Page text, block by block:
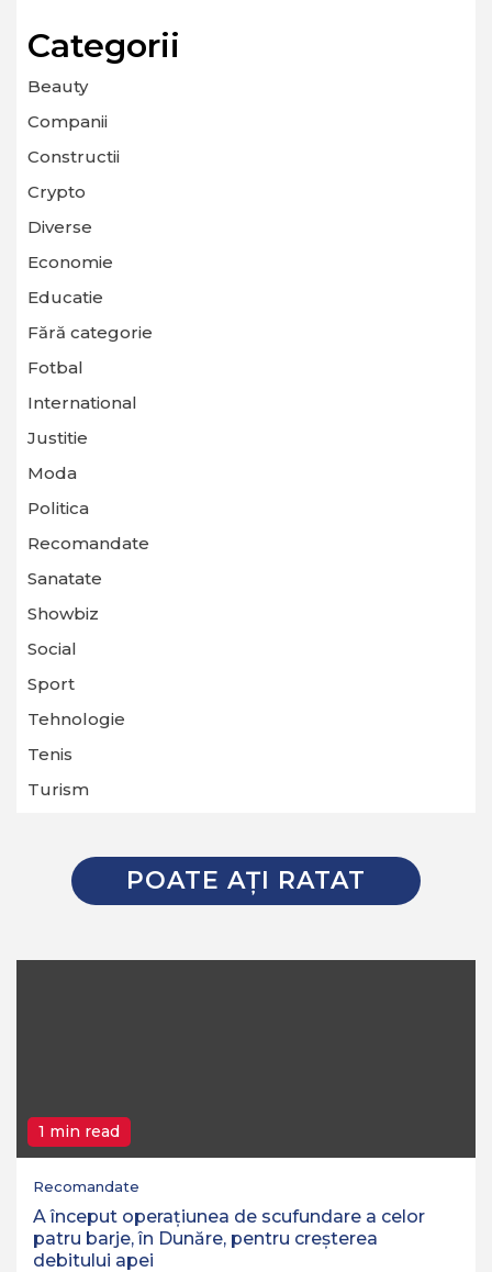
Categorii
Beauty
Companii
Constructii
Crypto
Diverse
Economie
Educatie
Fără categorie
Fotbal
International
Justitie
Moda
Politica
Recomandate
Sanatate
Showbiz
Social
Sport
Tehnologie
Tenis
Turism
POATE AŢI RATAT
1 min read
Recomandate
A început operaţiunea de scufundare a celor
patru barje, în Dunăre, pentru creşterea
debitului apei